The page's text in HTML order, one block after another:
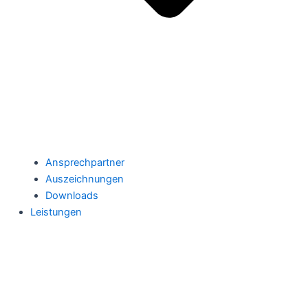
Ansprechpartner
Auszeichnungen
Downloads
Leistungen